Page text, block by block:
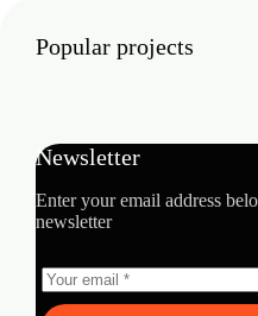
Popular projects
Newsletter
Enter your email address
newsletter